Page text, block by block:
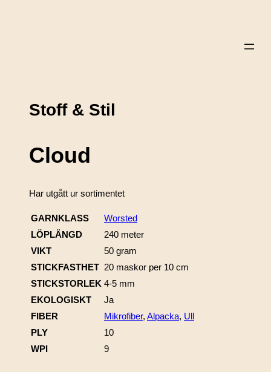
Stoff & Stil
Cloud
Har utgått ur sortimentet
GARNKLASS
Worsted
LÖPLÄNGD
240 meter
VIKT
50 gram
STICKFASTHET 20 maskor per 10 cm
STICKSTORLEK 4-5 mm
EKOLOGISKT
Ja
FIBER
Mikrofiber, Alpacka, Ull
PLY
10
WPI
9